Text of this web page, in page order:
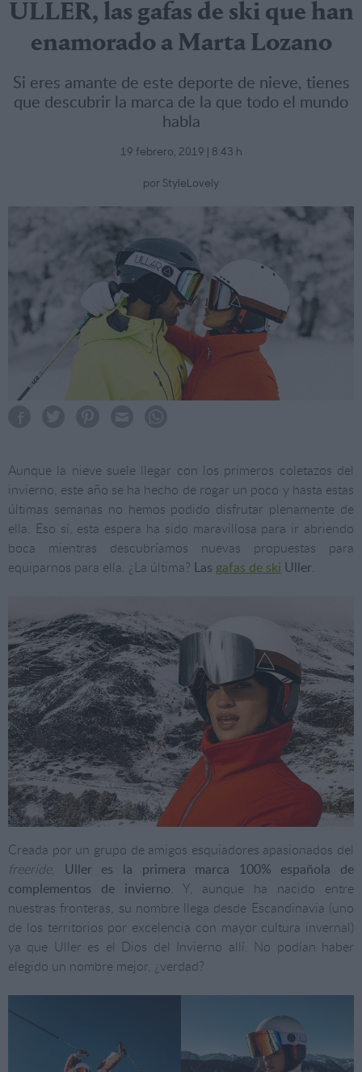
ULLER, las gafas de ski que han
enamorado a Marta Lozano
Si eres amante de este deporte de nieve, tienes
que descubrir la marca de la que todo el mundo
habla
19 febrero, 2019 | 8:43 h
por StyleLovely
Aunque la nieve suele llegar con los primeros coletazos del
invierno, este año se ha hecho de rogar un poco y hasta estas
últimas semanas no hemos podido disfrutar plenamente de
ella. Eso sí, esta espera ha sido maravillosa para ir abriendo
boca mientras descubríamos nuevas propuestas para
equiparnos para ella. ¿La última? Las gafas de ski Uller.
Creada por un grupo de amigos esquiadores apasionados del
freeride, Uller es la primera marca 100% española de
complementos de invierno. Y, aunque ha nacido entre
nuestras fronteras, su nombre llega desde Escandinavia (uno
de los territorios por excelencia con mayor cultura invernal)
ya que Uller es el Dios del Invierno allí. No podían haber
elegido un nombre mejor, ¿verdad?